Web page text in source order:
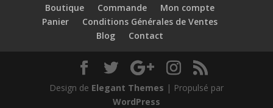
Boutique Commande
Mon compte
Panier
Conditions Générales de Ventes
Blog
Contact
Design de Elegant Themes | Propulsé par
WordPress